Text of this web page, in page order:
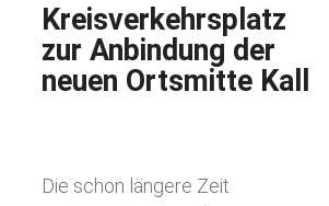
Kreisverkehrsplatz
zur Anbindung der
neuen Ortsmitte Kall
Die schon längere Zeit